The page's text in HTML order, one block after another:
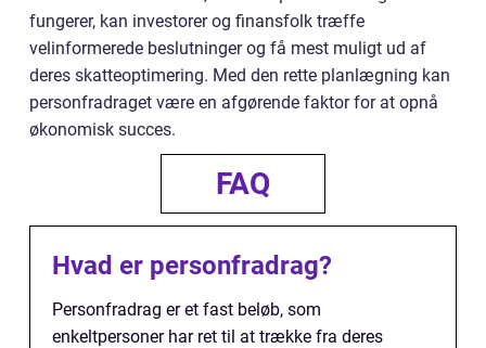
fungerer, kan investorer og finansfolk træffe
velinformerede beslutninger og få mest muligt ud af
deres skatteoptimering. Med den rette planlægning kan
personfradraget være en afgørende faktor for at opnå
økonomisk succes.
FAQ
Hvad er personfradrag?
Personfradrag er et fast beløb, som
enkeltpersoner har ret til at trække fra deres